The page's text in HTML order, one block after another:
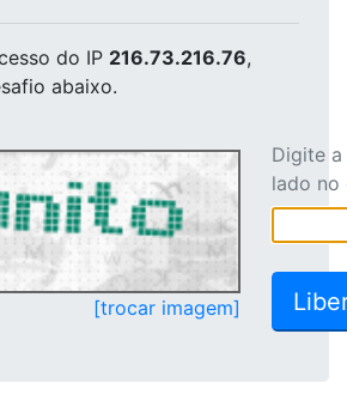
do IP 216.73.216.76,
abaixo.
[trocar imagem]
Digite
lado no